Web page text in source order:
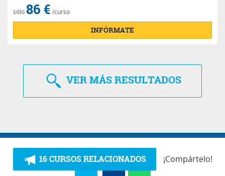
sólo86 € /curso
INFÓRMATE
VERMÁS RESULTADOS
16 CURSOS RELACIONADOS ¡Compártelo!